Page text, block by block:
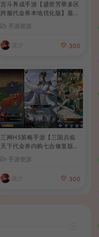
宫斗养成手游【盛世芳華多区
跨服代金券本地优化版】最新
整理单机一键即玩端+Linux
手工服务端+CDK授权后台
+安卓+详细搭建教程
手游资源
波少 300
三网H5策略手游【三国兵临
天下代金券内购七合修复版】
+Linux手工服务端+管理后台
+GM授权后台+简易安卓客户
端+详细搭建教程+视频教程
手游资源
波少 300